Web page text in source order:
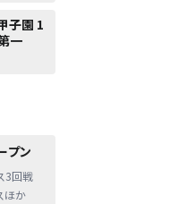
子園 1
一
プン
3回戦
ほか